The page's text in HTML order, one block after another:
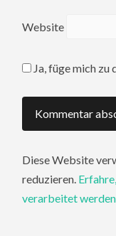
Website
Ja, füge mich
Diese Website
reduzieren.
verarbeitet